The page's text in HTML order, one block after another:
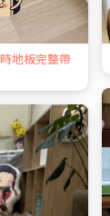
地板完整帶